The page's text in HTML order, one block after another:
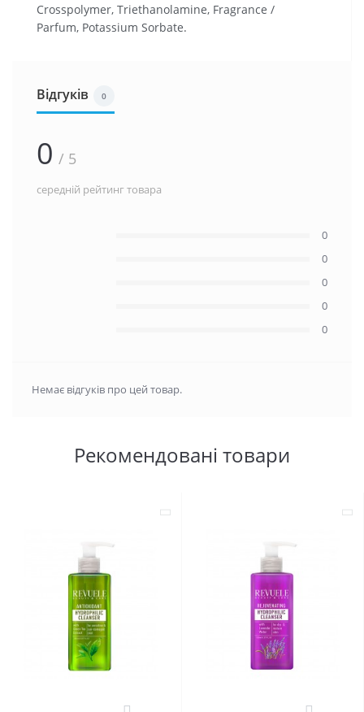
Crosspolymer, Triethanolamine, Fragrance /
Parfum, Potassium Sorbate.
Відгуків 0
0 / 5
середній рейтинг товара
0
0
0
0
0
Немає відгуків про цей товар.
Рекомендовані товари